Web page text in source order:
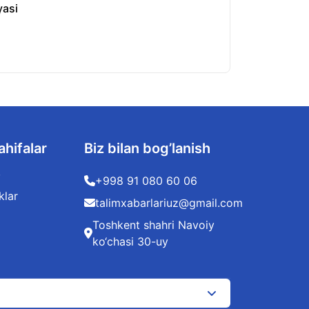
Biz bilan bog’lanish
+998 91 080 60 06
talimxabarlariuz@gmail.com
Toshkent shahri Navoiy
ko‘chasi 30-uy